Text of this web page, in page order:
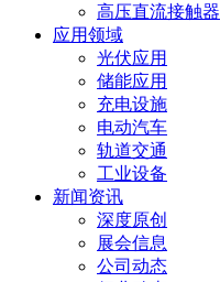
高压直流接触器
应用领域
光伏应用
储能应用
充电设施
电动汽车
轨道交通
工业设备
新闻资讯
深度原创
展会信息
公司动态